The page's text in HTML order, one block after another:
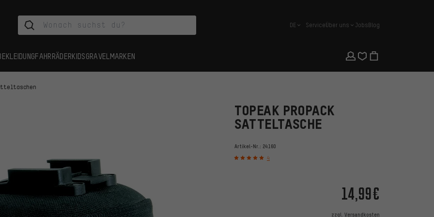
Deutsch
DE ServiceÜber uns JobsBlog
FAHRRÄDERKIDSGRAVEL MARKEN
TOPEAK PROPACK
SATTELTASCHE
Artikel-Nr.: 24160
4
14,99€
zzgl. Versandkosten